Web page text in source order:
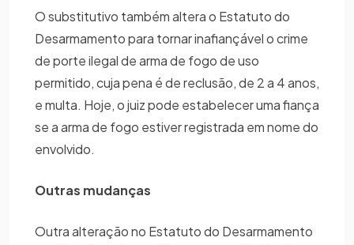
O substitutivo também altera o Estatuto do
Desarmamento para tornar inafiançável o crime
de porte ilegal de arma de fogo de uso
permitido, cuja pena é de reclusão, de 2 a 4 anos,
e multa. Hoje, o juiz pode estabelecer uma fiança
se a arma de fogo estiver registrada em nome do
envolvido.
Outras mudanças
Outra alteração no Estatuto do Desarmamento